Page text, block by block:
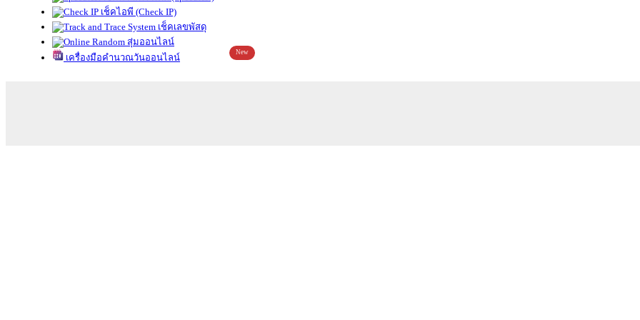
เช็คไอพี (Check IP)
เช็คเลขพัสดุ
สุ่มออนไลน์
เครื่องมือคำนวณวันออนไลน์
New